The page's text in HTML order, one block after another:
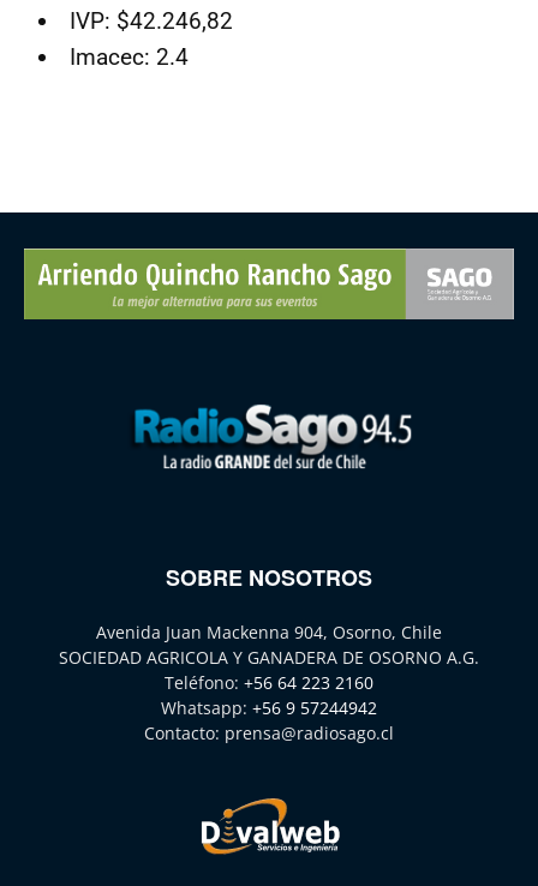
IVP: $42.246,82
Imacec: 2.4
SOBRE NOSOTROS
Avenida Juan Mackenna 904, Osorno, Chile
SOCIEDAD AGRICOLA Y GANADERA DE OSORNO A.G.
Teléfono: +56 64 223 2160
Whatsapp: +56 9 57244942
Contacto: prensa@radiosago.cl